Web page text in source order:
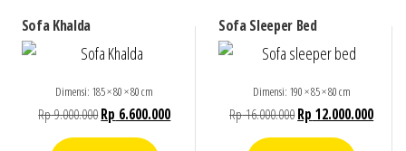
Sofa Khalda
Dimensi: 185 × 80 × 80 cm
Rp9.000.000Rp 6.600.000
Sofa Sleeper Bed
Dimensi: 190 × 85 × 80 cm
Rp16.000.000Rp 12.000.000